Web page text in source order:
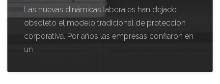
Las nuevas dinámicas laborales han dejado
obsoleto el modelo tradicional de protección
corporativa. Por años las empresas confiaron en
un